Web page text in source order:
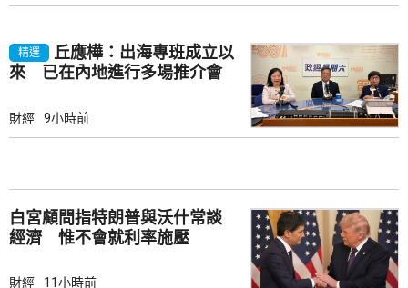
精選
丘應樺：出海專班成立以
來 已在內地進行多場推介會
財經 9小時前
白宮顧問指特朗普與沃什常談
經濟 惟不會就利率施壓
財經 11小時前